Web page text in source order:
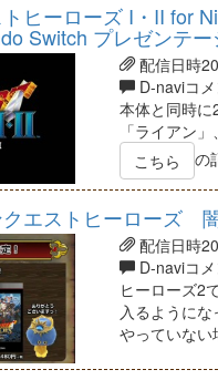
トヒーローズ I・II for
Switch プレゼンテー
配信日時
D-naviコメ
本体と同時
「ライアン
こちら
の
エストヒーローズ
配信日時
D-naviコメ
ヒーローズ2
入るように
やっていない